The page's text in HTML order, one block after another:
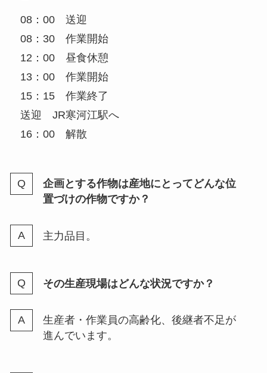
08：00 送迎
08：30 作業開始
12：00 昼食休憩
13：00 作業開始
15：15 作業終了
送迎 JR寒河江駅へ
16：00 解散
企画とする作物は産地にとってどんな位
置づけの作物ですか？
主力品目。
その生産現場はどんな状況ですか？
生産者・作業員の高齢化、後継者不足が
進んでいます。